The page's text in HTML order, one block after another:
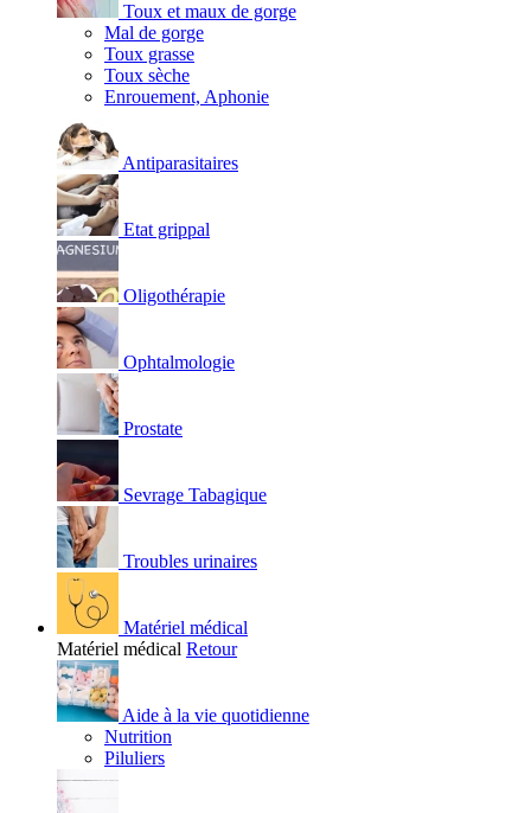
Toux et maux de gorge
Mal de gorge
Toux grasse
Toux sèche
Enrouement, Aphonie
Antiparasitaires
Etat grippal
Oligothérapie
Ophtalmologie
Prostate
Sevrage Tabagique
Troubles urinaires
Matériel médical
Matériel médical Retour
Aide à la vie quotidienne
Nutrition
Piluliers